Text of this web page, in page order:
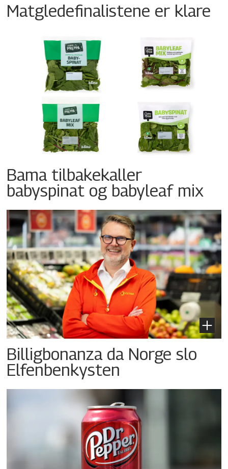
Matgledefinalistene er klare
Bama tilbakekaller
babyspinat og babyleaf mix
Billigbonanza da Norge slo
Elfenbenkysten